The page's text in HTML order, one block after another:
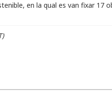
en la qual es van fixar